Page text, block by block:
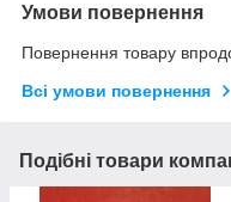
Умови повернення
Повернення товару
Всі умови повернення
Подібні товари